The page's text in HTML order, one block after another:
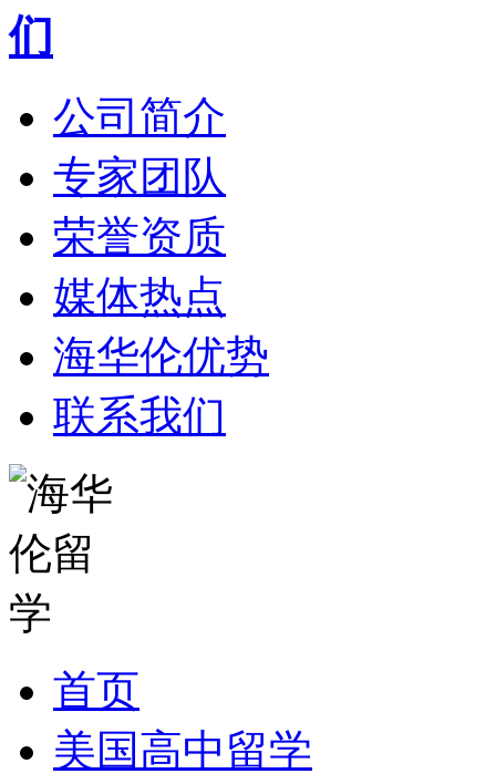
公司简介
专家团队
荣誉资质
媒体热点
海华伦优势
联系我们
首页
美国高中留学